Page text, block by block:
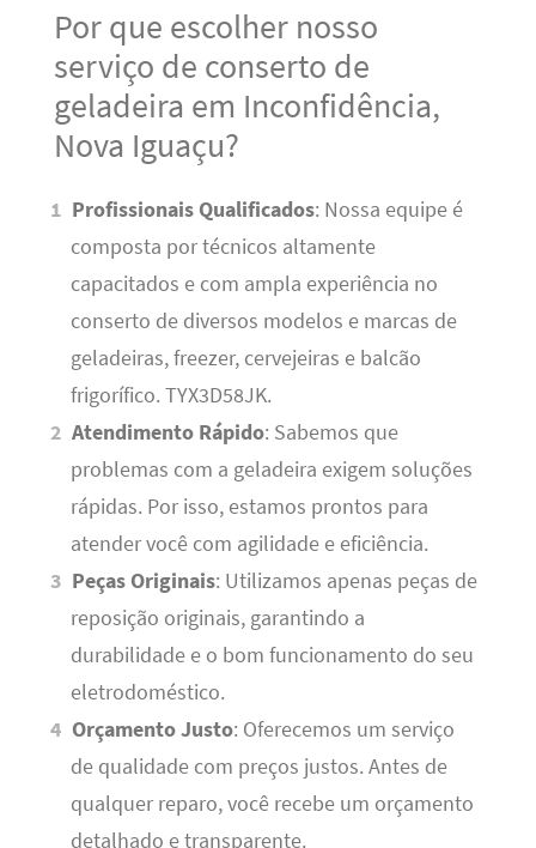
Por que escolher nosso
serviço de conserto de
geladeira em Inconfidência,
Nova Iguaçu?
Profissionais Qualificados: Nossa equipe é
composta por técnicos altamente
capacitados e com ampla experiência no
conserto de diversos modelos e marcas de
geladeiras, freezer, cervejeiras e balcão
frigorífico. TYX3D58JK.
Atendimento Rápido: Sabemos que
problemas com a geladeira exigem soluções
rápidas. Por isso, estamos prontos para
atender você com agilidade e eficiência.
Peças Originais: Utilizamos apenas peças de
reposição originais, garantindo a
durabilidade e o bom funcionamento do seu
eletrodoméstico.
Orçamento Justo: Oferecemos um serviço
de qualidade com preços justos. Antes de
qualquer reparo, você recebe um orçamento
detalhado e transparente.